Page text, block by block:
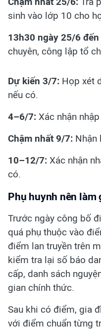
sinh vào lớp 10 cho
13h30 ngày 25/6
chuyên, công lập tổ
Dự kiến 3/7: Họp xét
nếu có.
4–6/7: Xác nhận
Chậm nhất 9/7: Nhận
10–12/7: Xác nhận
có.
Phụ huynh nên làm
Trước ngày công bố
quá phụ thuộc vào
điểm lan truyền trên
kiểm tra lại số báo
cấp, danh sách
gian chính thức.
Sau khi có điểm, gia
với điểm chuẩn từng